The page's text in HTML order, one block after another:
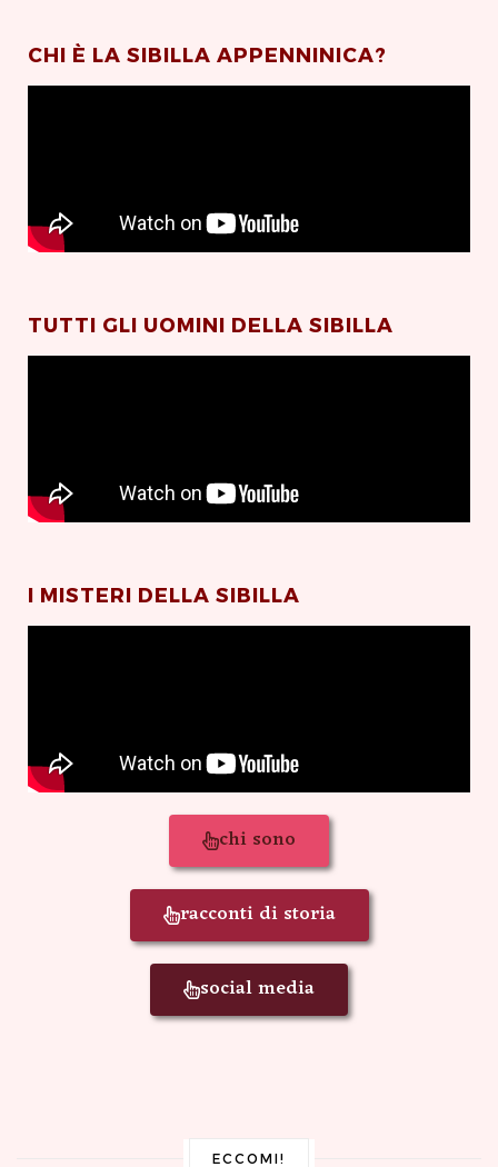
CHI È LA SIBILLA APPENNINICA?
TUTTI GLI UOMINI DELLA SIBILLA
I MISTERI DELLA SIBILLA
chi sono
racconti di storia
social media
ECCOMI!